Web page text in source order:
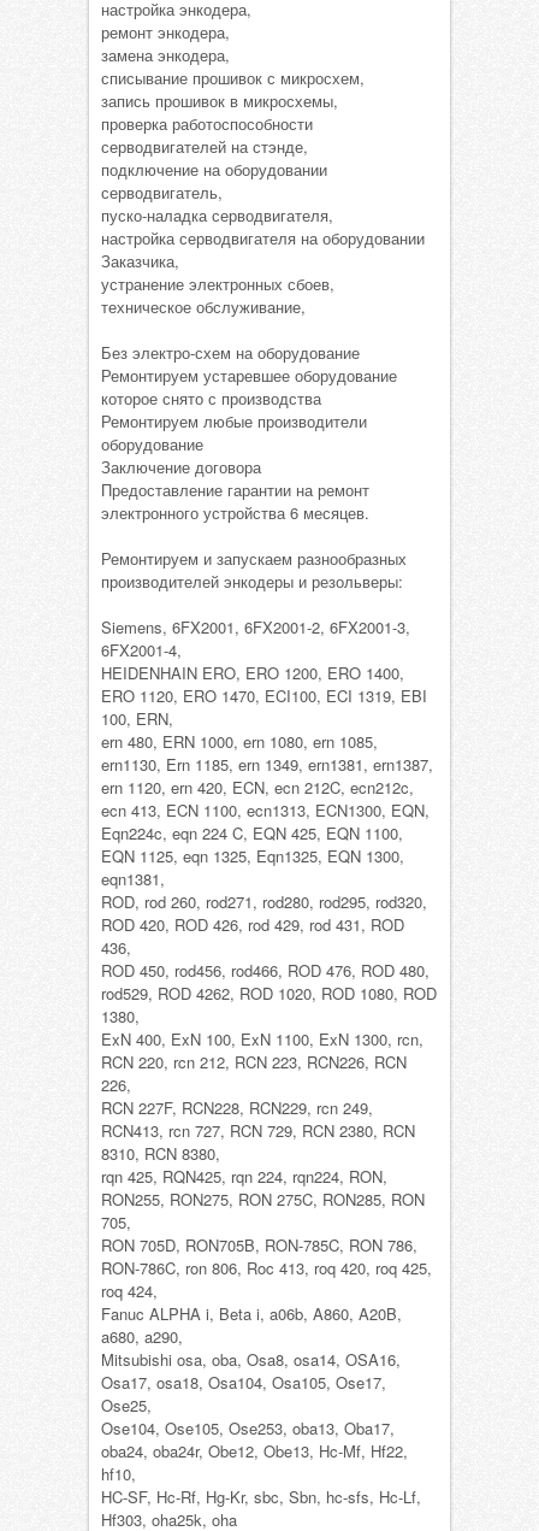
настройка энкодера,
ремонт энкодера,
замена энкодера,
списывание прошивок с микросхем,
запись прошивок в микросхемы,
проверка работоспособности
серводвигателей на стэнде,
подключение на оборудовании
серводвигатель,
пуско-наладка серводвигателя,
настройка серводвигателя на оборудовании
Заказчика,
устранение электронных сбоев,
техническое обслуживание,
Без электро-схем на оборудование
Ремонтируем устаревшее оборудование
которое снято с производства
Ремонтируем любые производители
оборудование
Заключение договора
Предоставление гарантии на ремонт
электронного устройства 6 месяцев.
Ремонтируем и запускаем разнообразных
производителей энкодеры и резольверы:
Siemens, 6FX2001, 6FX2001-2, 6FX2001-3,
6FX2001-4,
HEIDENHAIN ERO, ERO 1200, ERO 1400,
ERO 1120, ERO 1470, ECI100, ECI 1319, EBI
100, ERN,
ern 480, ERN 1000, ern 1080, ern 1085,
ern1130, Ern 1185, ern 1349, ern1381, ern1387,
ern 1120, ern 420, ECN, ecn 212C, ecn212c,
ecn 413, ECN 1100, ecn1313, ECN1300, EQN,
Eqn224c, eqn 224 C, EQN 425, EQN 1100,
EQN 1125, eqn 1325, Eqn1325, EQN 1300,
eqn1381,
ROD, rod 260, rod271, rod280, rod295, rod320,
ROD 420, ROD 426, rod 429, rod 431, ROD
436,
ROD 450, rod456, rod466, ROD 476, ROD 480,
rod529, ROD 4262, ROD 1020, ROD 1080, ROD
1380,
ExN 400, ExN 100, ExN 1100, ExN 1300, rcn,
RCN 220, rcn 212, RCN 223, RCN226, RCN
226,
RCN 227F, RCN228, RCN229, rcn 249,
RCN413, rcn 727, RCN 729, RCN 2380, RCN
8310, RCN 8380,
rqn 425, RQN425, rqn 224, rqn224, RON,
RON255, RON275, RON 275C, RON285, RON
705,
RON 705D, RON705B, RON-785C, RON 786,
RON-786C, ron 806, Roc 413, roq 420, roq 425,
roq 424,
Fanuc ALPHA i, Beta i, a06b, A860, A20B,
a680, a290,
Mitsubishi osa, oba, Osa8, osa14, OSA16,
Osa17, osa18, Osa104, Osa105, Ose17,
Ose25,
Ose104, Ose105, Ose253, oba13, Oba17,
oba24, oba24r, Obe12, Obe13, Hc-Mf, Hf22,
hf10,
HC-SF, Hc-Rf, Hg-Kr, sbc, Sbn, hc-sfs, Hc-Lf,
Hf303, oha25k, oha